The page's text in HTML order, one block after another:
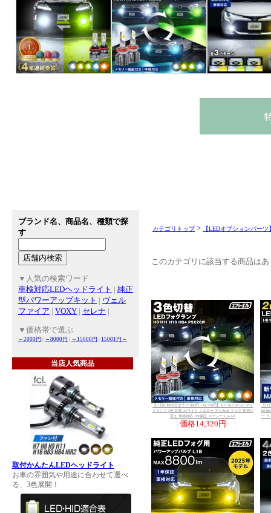
ブランド名、商品名、種類で探
す
▼人気の検索ワード
車検対応LEDヘッドライト | 純正
型パワーアップキット | ヴェル
ファイア | VOXY | セレナ |
▼価格帯で選ぶ
～2000円 ～8000円 ～15000円 15001円～
当店人気商品
取付かんたんLEDヘッドライト
お車の雰囲気や用途に合わせて選べ
る、3色展開！
カテゴリトップ> 【LEDオプションパーツ
このカテゴリに該当する商品は
【11日01時59分まで17,900円→14,320円】 h11 h16 h8 led フォ
グランプ 3色 切替 ホワイト イエロー デリカd5 フォグ 色切り
替え 車検対応 1年保証 エフシーエル fcl
価格14,320円
【11
h8
ー ラ